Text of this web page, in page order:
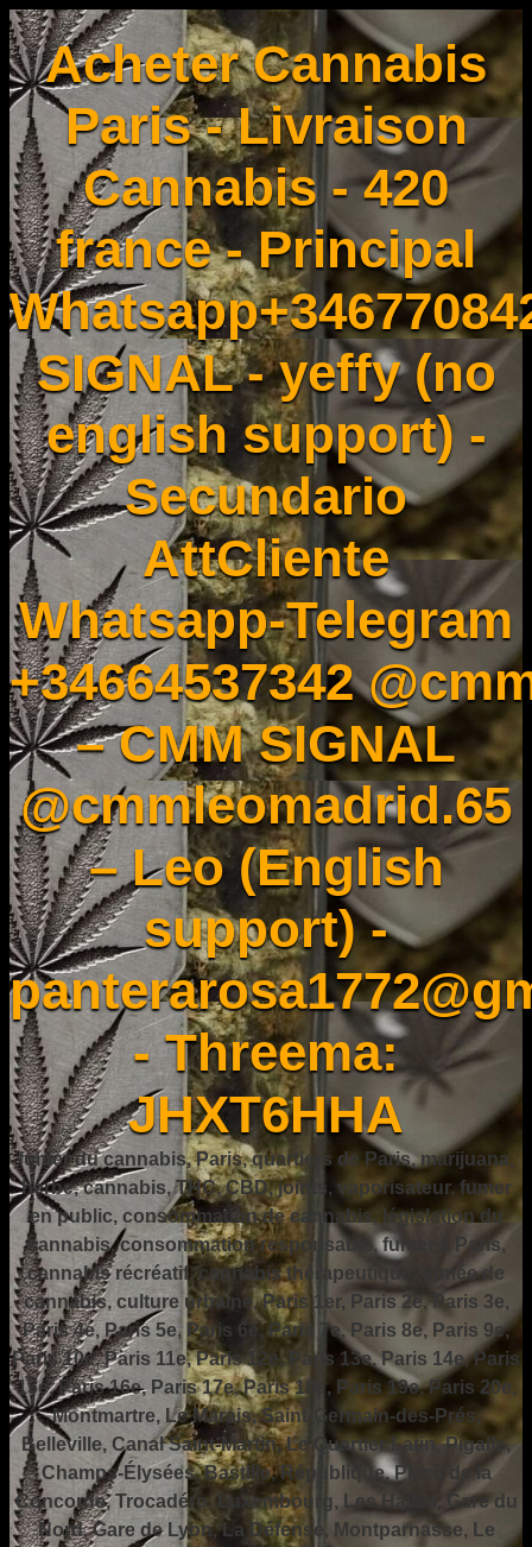
Acheter Cannabis
Paris - Livraison
Cannabis - 420
france - Principal
SIGNAL - yeffy (no
english support) -
Secundario
AttCliente
Whatsapp-Telegram
+34664537342
– CMM SIGNAL
@cmmleomadrid.65
– Leo (English
support) -
- Threema:
JHXT6HHA
fumer du cannabis, Paris, quartiers de Paris, marijuana,
herbe, cannabis, THC, CBD, joints, vaporisateur, fumer
en public, consommation de cannabis, législation du
cannabis, consommation responsable, fumer à Paris,
cannabis récréatif, cannabis thérapeutique, fumée de
cannabis, culture urbaine, Paris 1er, Paris 2e, Paris 3e,
Paris 4e, Paris 5e, Paris 6e, Paris 7e, Paris 8e, Paris 9e,
Paris 10e, Paris 11e, Paris 12e, Paris 13e, Paris 14e, Paris
15e, Paris 16e, Paris 17e, Paris 18e, Paris 19e, Paris 20e,
Montmartre, Le Marais, Saint-Germain-des-Prés,
Belleville, Canal Saint-Martin, Le Quartier Latin, Pigalle,
Champs-Élysées, Bastille, République, Place de la
Concorde, Trocadéro, Luxembourg, Les Halles, Gare du
Nord, Gare de Lyon, La Défense, Montparnasse, Le